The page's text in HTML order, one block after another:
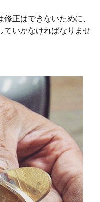
正はできないために、
ていかなければなりませ